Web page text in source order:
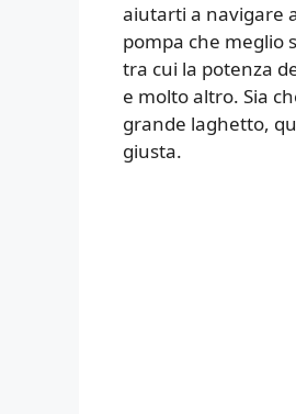
aiutarti a navigare
pompa che meglio
tra cui la potenza
e molto altro. Sia
grande laghetto,
giusta.